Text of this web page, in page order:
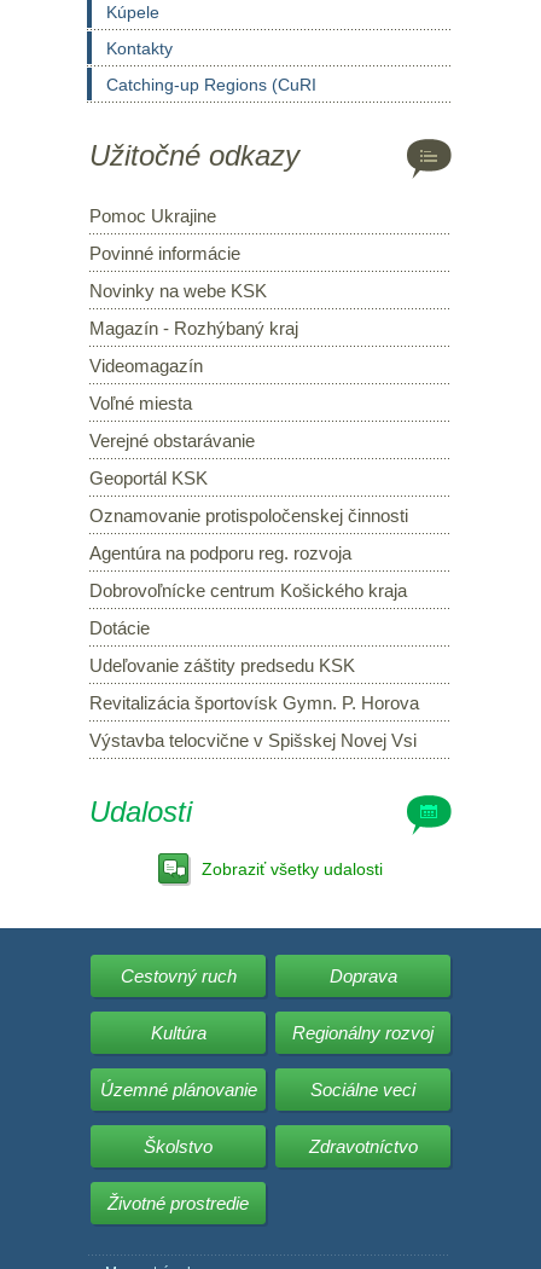
Kúpele
Kontakty
Catching-up Regions (CuRI
Užitočné odkazy
Pomoc Ukrajine
Povinné informácie
Novinky na webe KSK
Magazín - Rozhýbaný kraj
Videomagazín
Voľné miesta
Verejné obstarávanie
Geoportál KSK
Oznamovanie protispoločenskej činnosti
Agentúra na podporu reg. rozvoja
Dobrovoľnícke centrum Košického kraja
Dotácie
Udeľovanie záštity predsedu KSK
Revitalizácia športovísk Gymn. P. Horova
Výstavba telocvične v Spišskej Novej Vsi
Udalosti
Zobraziť všetky udalosti
Cestovný ruch Doprava
Kultúra Regionálny rozvoj
Územné plánovanie Sociálne veci
Školstvo Zdravotníctvo
Životné prostredie